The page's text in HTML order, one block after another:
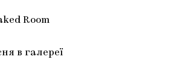
Room
в галереї